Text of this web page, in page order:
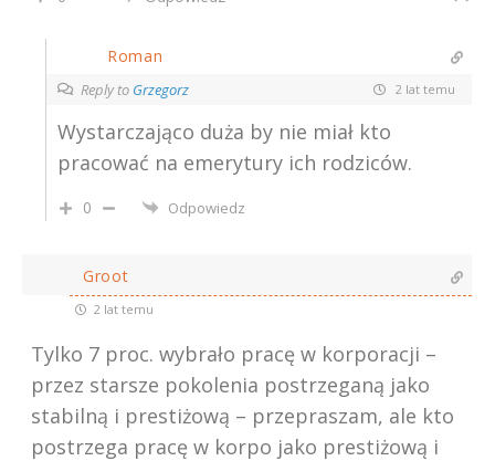
Roman
Reply to Grzegorz 2 lat temu
Wystarczająco duża by nie miał kto
pracować na emerytury ich rodziców.
0 Odpowiedz
Groot
2 lat temu
Tylko 7 proc. wybrało pracę w korporacji –
przez starsze pokolenia postrzeganą jako
stabilną i prestiżową – przepraszam, ale kto
postrzega pracę w korpo jako prestiżową i